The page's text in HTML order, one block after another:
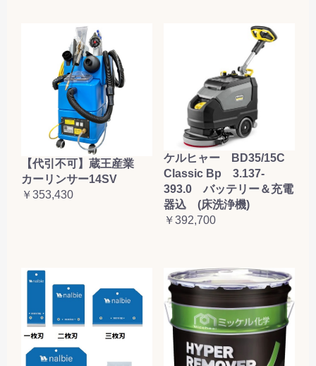
【代引不可】蔵王産業
カーリンサー14SV
￥353,430
ケルヒャー BD35/15C
Classic Bp 3.137-
393.0 バッテリー＆充電
器込 (床洗浄機)
￥392,700